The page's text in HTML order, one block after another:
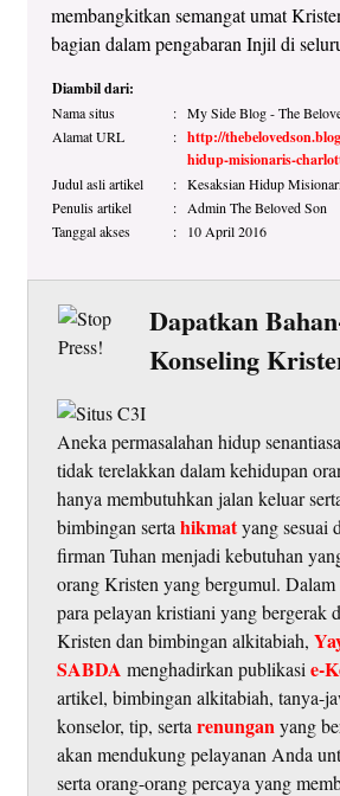
membangkitkan semangat umat
bagian dalam pengabaran Injil di
Diambil dari:
Nama situs : My Side Blog - The
Alamat URL
: http://
hidup-misionaris-
Judul asli artikel : Kesaksian Hidup
Penulis artikel
:
Admin The Beloved Son
Tanggal akses
: 10 April 2016
Dapatkan
Konseling
Aneka permasalahan hidup
tidak terelakkan dalam kehidupan
hanya membutuhkan jalan keluar
bimbingan sertahikmatyang sesuai
firman Tuhan menjadi kebutuhan
orang Kristen yang bergumul.
para pelayan kristiani yang bergerak
Kristen dan bimbingan alkitabiah,
SABDA menghadirkan publikasie-
artikel, bimbingan alkitabiah, tanya-
konselor, tip, sertarenunganyang
akan mendukung pelayanan Anda
serta orang-orang percaya yang